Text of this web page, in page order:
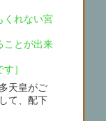
れない宮
とが出来
］
天皇がご
て、配下